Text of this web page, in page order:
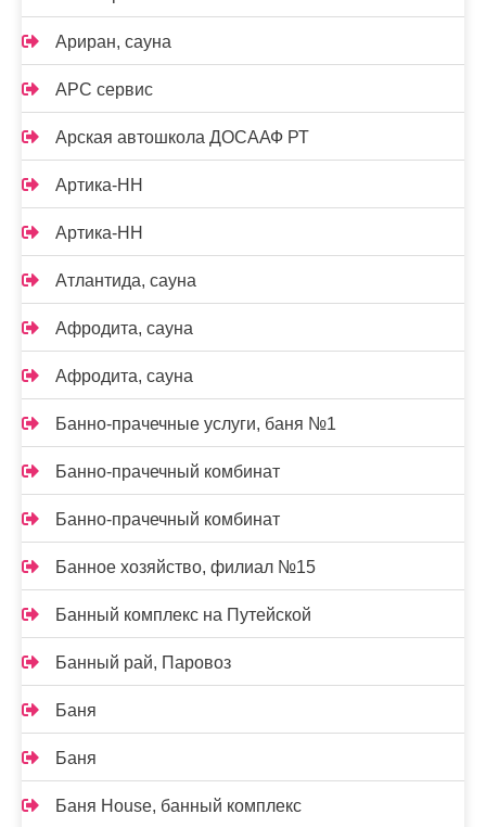
Ариран, сауна
АРС сервис
Арская автошкола ДОСААФ РТ
Артика-НН
Артика-НН
Атлантида, сауна
Афродита, сауна
Афродита, сауна
Банно-прачечные услуги, баня №1
Банно-прачечный комбинат
Банно-прачечный комбинат
Банное хозяйство, филиал №15
Банный комплекс на Путейской
Банный рай, Паровоз
Баня
Баня
Баня House, банный комплекс